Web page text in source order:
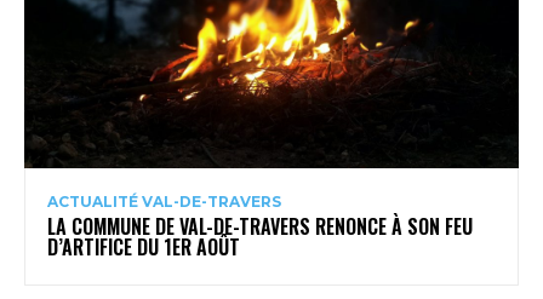
ACTUALITÉ VAL-DE-TRAVERS
LA COMMUNE DE VAL-DE-TRAVERS RENONCE À SON FEU
D’ARTIFICE DU 1ER AOÛT